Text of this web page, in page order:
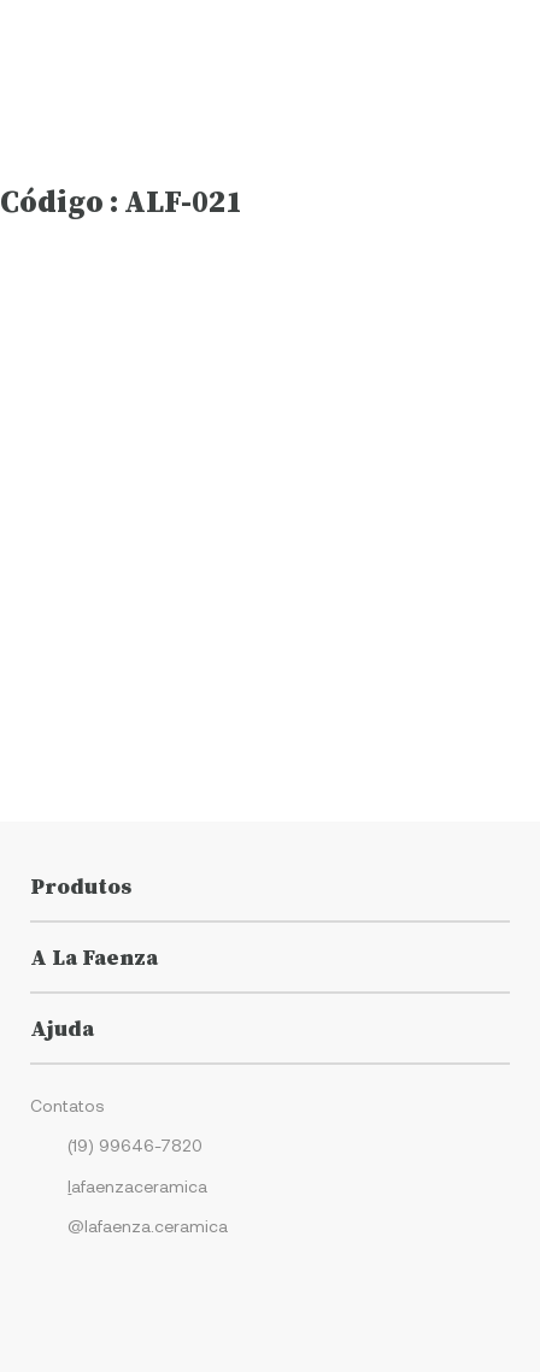
Código : ALF-021
Produtos
A La Faenza
Ajuda
lafaenzaceramica
@lafaenza.ceramica
(19) 99646-7820
Contatos